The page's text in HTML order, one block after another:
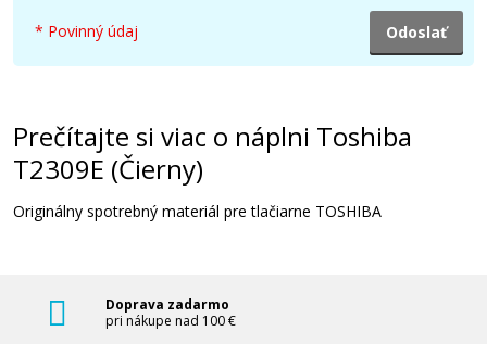
* Povinný údaj
Prečítajte si viac o náplni Toshiba
T2309E (Čierny)
Originálny spotrebný materiál pre tlačiarne TOSHIBA
Doprava zadarmo
pri nákupe nad 100 €